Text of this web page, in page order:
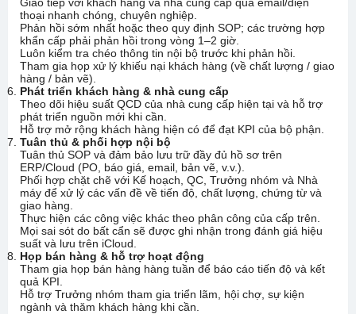
thoại nhanh chóng, chuyên nghiệp.
Phản hồi sớm nhất hoặc theo quy định SOP; các trường hợp
khẩn cấp phải phản hồi trong vòng 1–2 giờ.
Luôn kiểm tra chéo thông tin nội bộ trước khi phản hồi.
Tham gia họp xử lý khiếu nại khách hàng (về chất lượng / giao
hàng / bản vẽ).
Phát triển khách hàng & nhà cung cấp
Theo dõi hiệu suất QCD của nhà cung cấp hiện tại và hỗ trợ
phát triển nguồn mới khi cần.
Hỗ trợ mở rộng khách hàng hiện có để đạt KPI của bộ phận.
Tuân thủ & phối hợp nội bộ
Tuân thủ SOP và đảm bảo lưu trữ đầy đủ hồ sơ trên
ERP/Cloud (PO, báo giá, email, bản vẽ, v.v.).
Phối hợp chặt chẽ với Kế hoạch, QC, Trưởng nhóm và Nhà
máy để xử lý các vấn đề về tiến độ, chất lượng, chứng từ và
giao hàng.
Thực hiện các công việc khác theo phân công của cấp trên.
Mọi sai sót do bất cẩn sẽ được ghi nhận trong đánh giá hiệu
suất và lưu trên iCloud.
Họp bán hàng & hỗ trợ hoạt động
Tham gia họp bán hàng hàng tuần để báo cáo tiến độ và kết
quả KPI.
Hỗ trợ Trưởng nhóm tham gia triển lãm, hội chợ, sự kiện
ngành và thăm khách hàng khi cần.